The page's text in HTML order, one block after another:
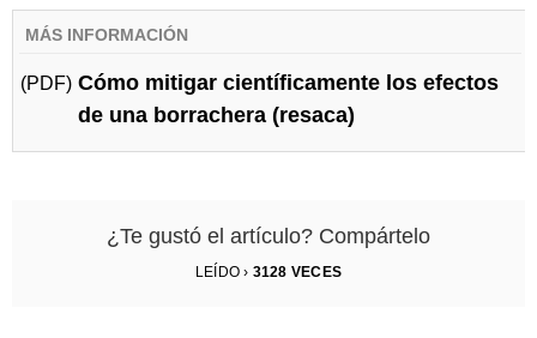
MÁS INFORMACIÓN
(PDF) Cómo mitigar científicamente los efectos
de una borrachera (resaca)
¿Te gustó el artículo? Compártelo
LEÍDO › 3128 VECES